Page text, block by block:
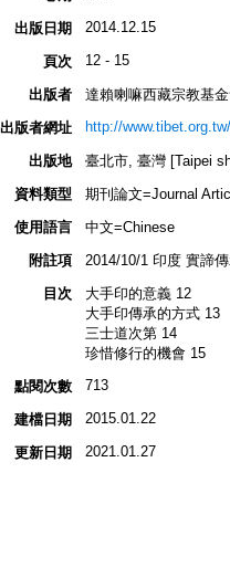
出版日期 2014.12.15
頁次 12 - 15
出版者
達賴喇嘛西藏宗教基
出版者網址
http://www.tibet.org.tw/
出版地
臺北市, 臺灣 [Taipei
資料類型
期刊論文=Journal
使用語言
中文=Chinese
附註項
2014/10/1 印度 實諦
目次
大手印的意義 12
大手印傳承的方式 13
三士道次第 14
珍惜修行的機會 15
點閱次數
713
建檔日期 2015.01.22
更新日期 2021.01.27